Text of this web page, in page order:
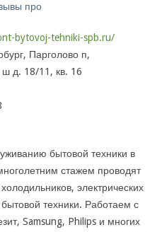
bytovoj-tehniki-spb.ru/
Парголово п,
д. 18/11, кв. 16
бытовой техники в
стажем проводят
электрических
техники. Работаем с
Samsung, Philips и многих